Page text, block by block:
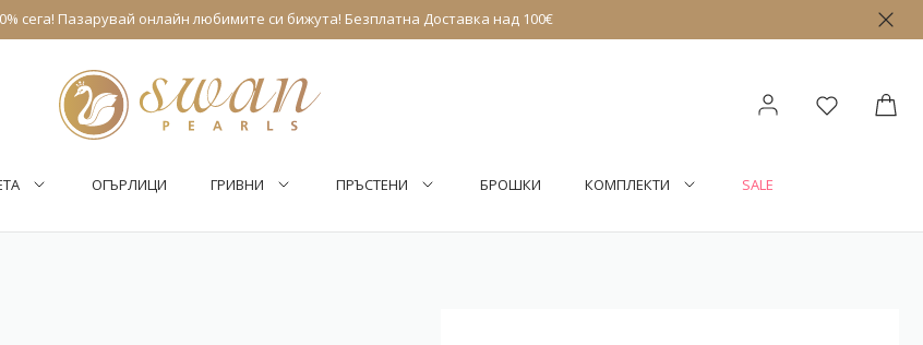
сега! Пазарувай онлайн любимите си бижута! Безплатна Доставка над 100€
ОГЪРЛИЦИ ГРИВНИ ПРЪСТЕНИ БРОШКИ КОМПЛЕКТИ SALE